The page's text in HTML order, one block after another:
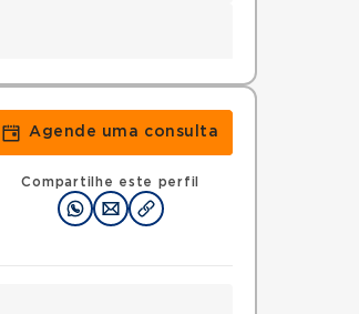
Agende uma consulta
Compartilhe este perfil